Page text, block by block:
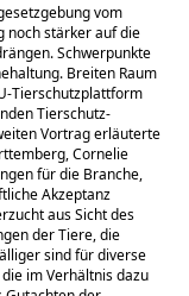
vom
noch stärker auf die
Schwerpunkte
Breiten Raum
Tierschutzplattform
Tierschutz-
Vortrag erläuterte
Cornelie
für die Branche,
Akzeptanz
aus Sicht des
der Tiere, die
sind für diverse
im Verhältnis dazu